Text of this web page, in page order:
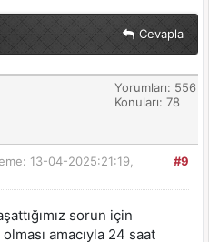
Cevapla
Yorumları: 556
Konuları: 78
#9
13-04-2025:21:19,
sorun için
amacıyla 24 saat